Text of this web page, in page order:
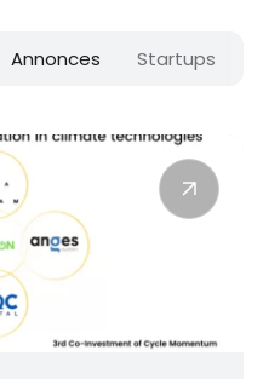
Annonces Startups